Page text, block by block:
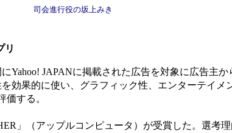
司会進行役の坂上みき
リ
Yahoo! JAPANに掲載された広告を対象に広告主か
効果的に使い、グラフィック性、エンターテイメ
価する。
」（アップルコンピュータ）が受賞した。選考理